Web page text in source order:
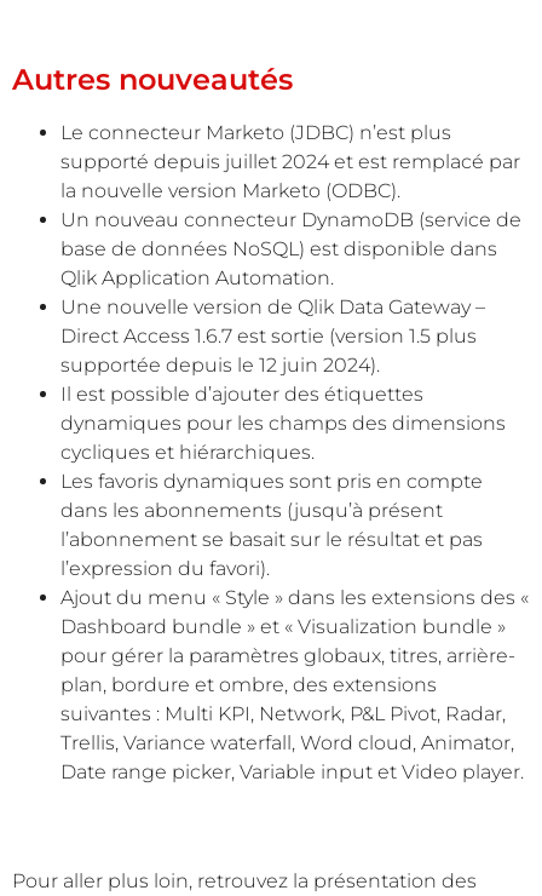
Autres nouveautés
Le connecteur Marketo (JDBC) n’est plus
supporté depuis juillet 2024 et est remplacé par
la nouvelle version Marketo (ODBC).
Un nouveau connecteur DynamoDB (service de
base de données NoSQL) est disponible dans
Qlik Application Automation.
Une nouvelle version de Qlik Data Gateway –
Direct Access 1.6.7 est sortie (version 1.5 plus
supportée depuis le 12 juin 2024).
Il est possible d’ajouter des étiquettes
dynamiques pour les champs des dimensions
cycliques et hiérarchiques.
Les favoris dynamiques sont pris en compte
dans les abonnements (jusqu’à présent
l’abonnement se basait sur le résultat et pas
l’expression du favori).
Ajout du menu « Style » dans les extensions des «
Dashboard bundle » et « Visualization bundle »
pour gérer la paramètres globaux, titres, arrière-
plan, bordure et ombre, des extensions
suivantes : Multi KPI, Network, P&L Pivot, Radar,
Trellis, Variance waterfall, Word cloud, Animator,
Date range picker, Variable input et Video player.
Pour aller plus loin, retrouvez la présentation des